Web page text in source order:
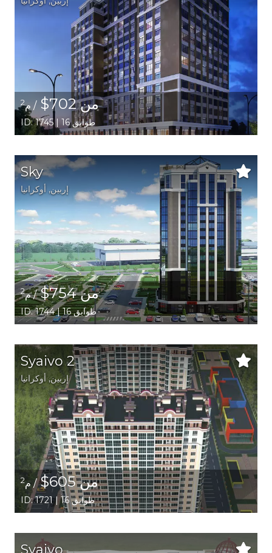
من 702$ / م2
ID: 1745 | 16 طوابق
Sky
إربين, أوكرانيا
من 754$ / م2
ID: 1744 | 16 طوابق
Syaivo 2
إربين,أوكرانيا
من 605$ / م2
ID: 1721 | 16 طوابق
Syaivo